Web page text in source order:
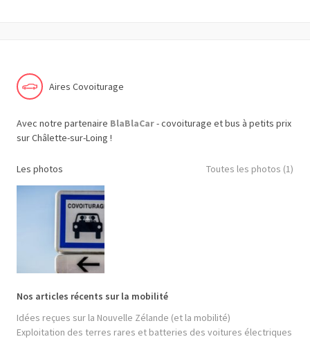
Aires Covoiturage
Avec notre partenaire BlaBlaCar- covoiturage et bus à petits prix
sur Châlette-sur-Loing !
Les photos Toutes les photos (1)
Nos articles récents sur la mobilité
Idées reçues sur la Nouvelle Zélande (et la mobilité)
Exploitation des terres rares et batteries des voitures électriques